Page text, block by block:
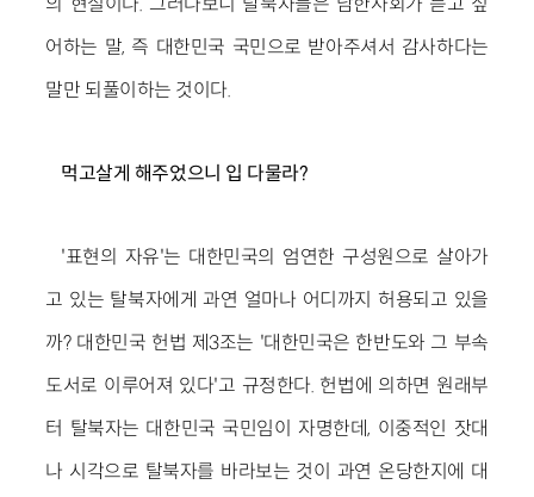
어하는 말, 즉 대한민국 국민으로 받아주셔서 감사하다는
말만 되풀이하는 것이다.
먹고살게 해주었으니 입 다물라?
'표현의 자유'는 대한민국의 엄연한 구성원으로 살아가
고 있는 탈북자에게 과연 얼마나 어디까지 허용되고 있을
까? 대한민국 헌법 제3조는 '대한민국은 한반도와 그 부속
도서로 이루어져 있다'고 규정한다. 헌법에 의하면 원래부
터 탈북자는 대한민국 국민임이 자명한데, 이중적인 잣대
나 시각으로 탈북자를 바라보는 것이 과연 온당한지에 대